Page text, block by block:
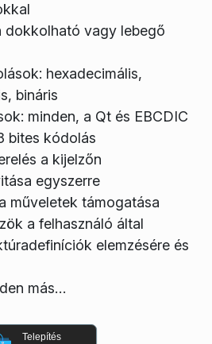
dokkolható vagy lebegő
hexadecimális,
bináris
minden, a Qt és EBCDIC
bites kódolás
a kijelzőn
egyszerre
műveletek támogatása
a felhasználó által
elemzésére és
más…
Telepítés